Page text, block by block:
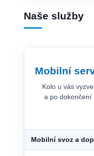
Naše služby
Mobilní
Kolo u vás
a po dokončení
Mobilní svoz a